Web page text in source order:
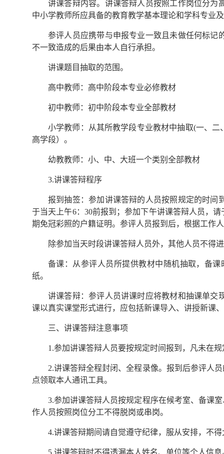
讲课答辩内容。讲课答辩人员按照工作岗位分为
中小学教师所应具备的教育教学基本理论和学科专业
参评人员应携带与申报专业一致且未做任何标记
不一致造成的后果由本人自行承担。
讲课题目抽取的范围。
高中教师：高中阶段本专业必修教材
初中教师：初中阶段本专业全部教材
小学教师：从其所教学段专业教材中抽取(一、
高学段）。
幼教教师：小、中、大班一个类别全部教材
3.讲课答辩程序
报到抽签：参加讲课答辩的人员按照规定的时间
于当天上午6：30前报到；参加下午讲课答辩人员，
期免冠彩照的户籍证明。参评人员报到后，根据工作
除参加当天时段讲课答辩人员外，其他人员不得
备课：从参评人员所提供教材中随机抽取，备
纸。
讲课答辩：参评人员讲课时应将教材和抽课单交
课以真实课堂形式进行，应包括新课导入、讲授新课
三、讲课答辩注意事项
1.参加讲课答辩人员要按规定时间报到，凡未在
2.讲课答辩全程封闭、全程录像。报到后参评人
点领取本人通讯工具。
3.参加讲课答辩人员按规定程序在候考室、备课
作人员按照岗位分工不得脱岗或串岗。
4.讲课答辩期间请自觉遵守纪律，服从安排，不
5.讲课答辩时不得透漏本人姓名、单位等个人信